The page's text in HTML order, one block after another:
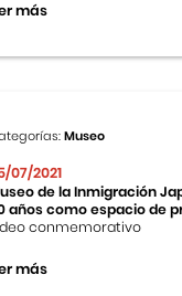
más
Museo
07/2021
de la Inmigración
años como espacio de
conmemorativo
más